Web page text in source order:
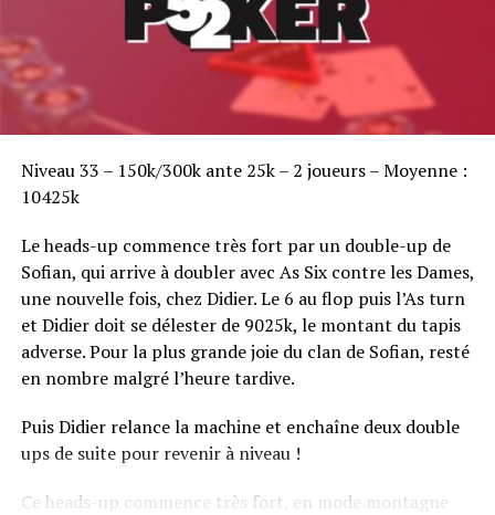
Niveau 33 – 150k/300k ante 25k – 2 joueurs – Moyenne :
10425k
Le heads-up commence très fort par un double-up de
Sofian, qui arrive à doubler avec As Six contre les Dames,
une nouvelle fois, chez Didier. Le 6 au flop puis l’As turn
et Didier doit se délester de 9025k, le montant du tapis
adverse. Pour la plus grande joie du clan de Sofian, resté
en nombre malgré l’heure tardive.
Puis Didier relance la machine et enchaîne deux double
ups de suite pour revenir à niveau !
Ce heads-up commence très fort, en mode montagne